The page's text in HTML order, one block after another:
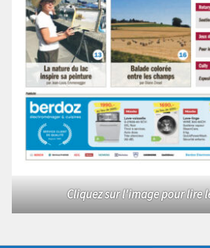
Cliquez sur l'image pour lire